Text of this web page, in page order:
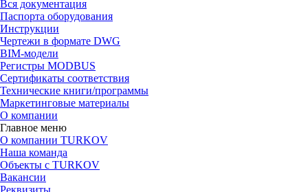
Вся документация
Паспорта оборудования
Инструкции
Чертежи в формате DWG
BIM-модели
Регистры MODBUS
Сертификаты соответствия
Технические книги/программы
Маркетинговые материалы
О компании
Главное меню
О компании TURKOV
Наша команда
Объекты с TURKOV
Вакансии
Реквизиты